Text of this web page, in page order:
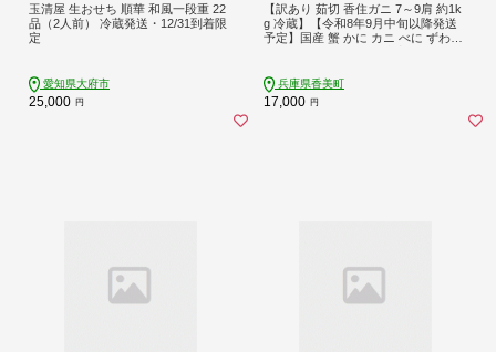
玉清屋 生おせち 順華 和風一段重 22
品（2人前） 冷蔵発送・12/31到着限
定
愛知県大府市
25,000 円
【訳あり 茹切 香住ガニ 7～9肩 約1k
g 冷蔵】【令和8年9月中旬以降発送
予定】国産 蟹 かに カニ べに ずわい
ル ふるさと納税 おすすめ 返礼品 兵
庫県 日本海 香住 漁港 香美町 マルヤ
水産 11-17
兵庫県香美町
17,000 円